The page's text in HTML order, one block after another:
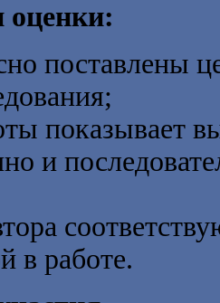
оценки:
поставлены
показывает
и
в работе.